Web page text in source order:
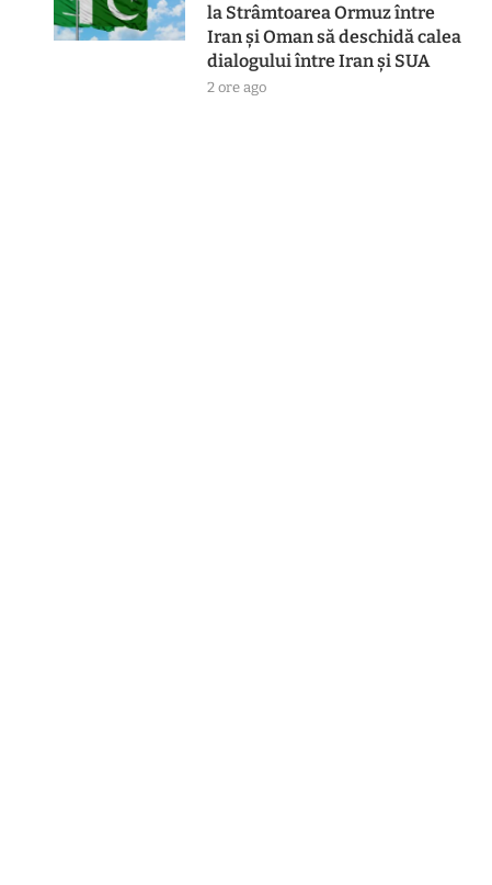
la Strâmtoarea Ormuz între
Iran şi Oman să deschidă calea
dialogului între Iran şi SUA
2 ore ago